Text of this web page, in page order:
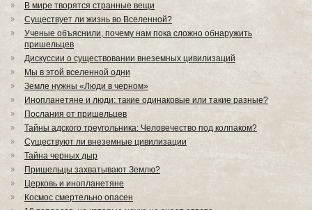
В мире творятся странные вещи
Существует ли жизнь во Вселенной?
Ученые объяснили, почему нам пока сложно обнаружить
пришельцев
Дискуссии о существовании внеземных цивилизаций
Мы в этой вселенной одни
Земле нужны «Люди в черном»
Инопланетяне и люди: такие одинаковые или такие разные?
Послания от пришельцев
Тайны адского треугольника: Человечество под колпаком?
Существуют ли внеземные цивилизации
Тайна черных дыр
Пришельцы захватывают Землю?
Церковь и инопланетяне
Космос смертельно опасен